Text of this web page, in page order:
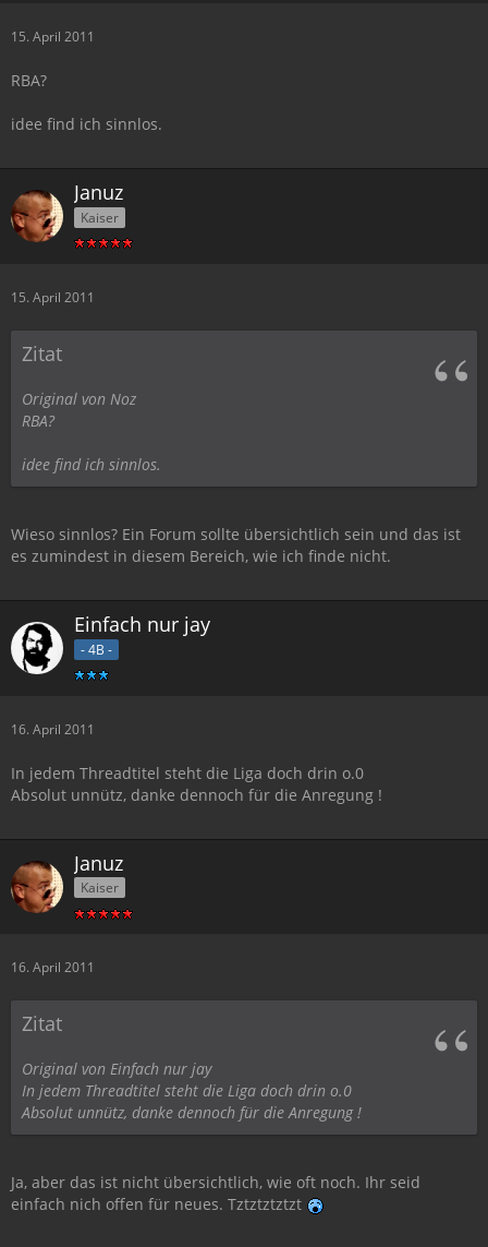
15. April 2011
RBA?
idee find ich sinnlos.
Januz
Kaiser
15. April 2011
Zitat
Original von Noz
RBA?
idee find ich sinnlos.
Wieso sinnlos? Ein Forum sollte übersichtlich sein und das ist
es zumindest in diesem Bereich, wie ich finde nicht.
Einfach nur jay
- 4B -
16. April 2011
In jedem Threadtitel steht die Liga doch drin o.0
Absolut unnütz, danke dennoch für die Anregung !
Januz
Kaiser
16. April 2011
Zitat
Original von Einfach nur jay
In jedem Threadtitel steht die Liga doch drin o.0
Absolut unnütz, danke dennoch für die Anregung !
Ja, aber das ist nicht übersichtlich, wie oft noch. Ihr seid
einfach nich offen für neues. Tztztztztzt